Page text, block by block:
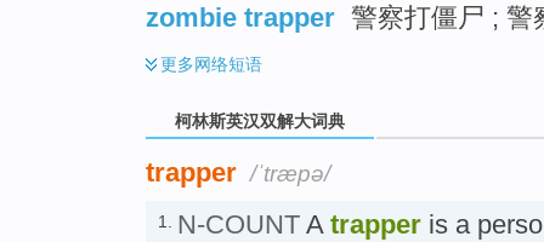
zombie trapper 警察打僵尸 ; 警
更多网络短语
柯林斯英汉双解大词典
trapper /ˈtræpə/
1. N-COUNT A trapper is a